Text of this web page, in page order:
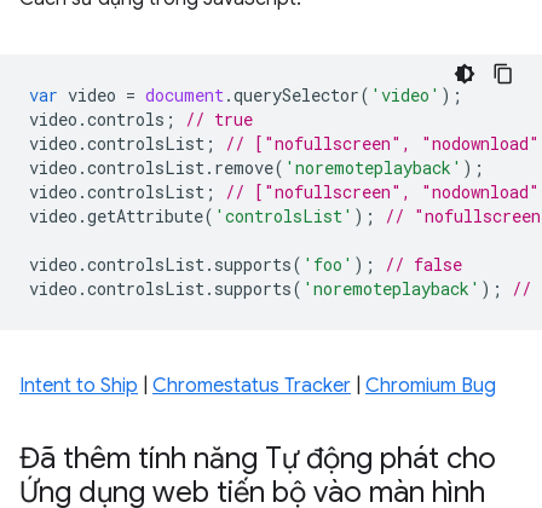
var video = document .querySelector( 'video' );
video .controls ;
// true
video .controlsList ;
// ["nofullscreen",
video .controlsList . remove( 'noremoteplayback' );
video .controlsList ;
// ["nofullscreen",
video .getAttribute( 'controlsList' ); // "nofullscreen
video .controlsList . supports( 'foo' );
// false
video .controlsList . supports( 'noremoteplayback' ); //
Intent to Ship Chromestatus Tracker Chromium Bug
Đã thêm tính năng Tự động phát cho
Ứng dụng web tiến bộ vào màn hình